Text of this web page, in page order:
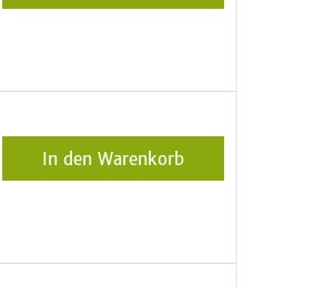
In den Warenkorb